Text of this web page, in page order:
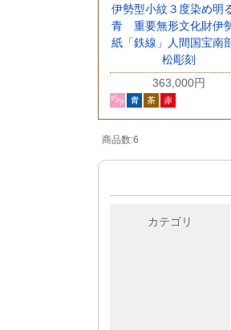
伊勢型小紋３度染め明
青 重要無形文化財伊
紙「鉄線」人間国宝南
松彫刻
363,000円
商品数:6
カテゴリ